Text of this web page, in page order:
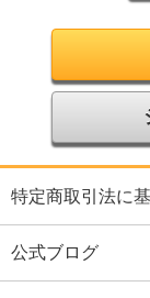
特定商取引法に
公式ブログ